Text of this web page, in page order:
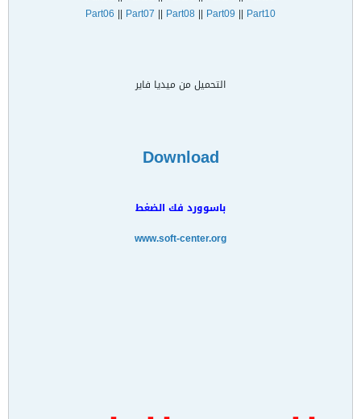
Part06 || Part07 || Part08 || Part09 || Part10
التحميل من ميديا فاير
Download
باسوورد فك الضغط
www.soft-center.org